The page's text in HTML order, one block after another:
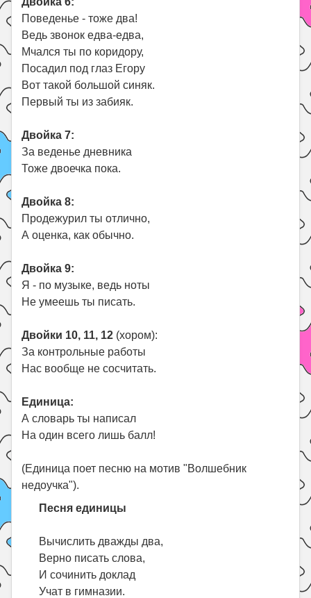
Поведенье - тоже два!
Ведь звонок едва-едва,
Мчался ты по коридору,
Посадил под глаз Егору
Вот такой большой синяк.
Первый ты из забияк.
Двойка 7:
За веденье дневника
Тоже двоечка пока.
Двойка 8:
Продежурил ты отлично,
А оценка, как обычно.
Двойка 9:
Я - по музыке, ведь ноты
Не умеешь ты писать.
Двойки 10, 11, 12 (хором):
За контрольные работы
Нас вообще не сосчитать.
Единица:
А словарь ты написал
На один всего лишь балл!
(Единица поет песню на мотив "Волшебник
недоучка").
Песня единицы
Вычислить дважды два,
Верно писать слова,
И сочинить доклад
Учат в гимназии.